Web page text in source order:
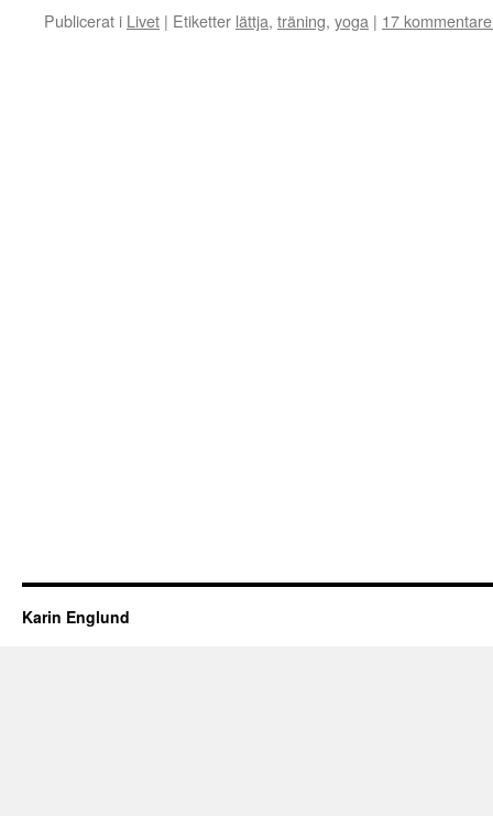
Publicerat i Livet | Etiketter lättja, träning, yoga | 17
Karin Englund